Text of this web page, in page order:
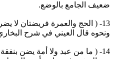
ضعيف الجامع بالوضع.‏
‏13- ( الحج والعمرة فريضتان
ونحوه قال العيني في شرح
‏14- ( ما من عبد ولا أمة يضن